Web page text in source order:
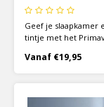
Geef je slaapkamer
tintje met het
de kleur groen. Voor
hoeslakens is
van 100% katoen,
satijnen
Vanaf €19,95